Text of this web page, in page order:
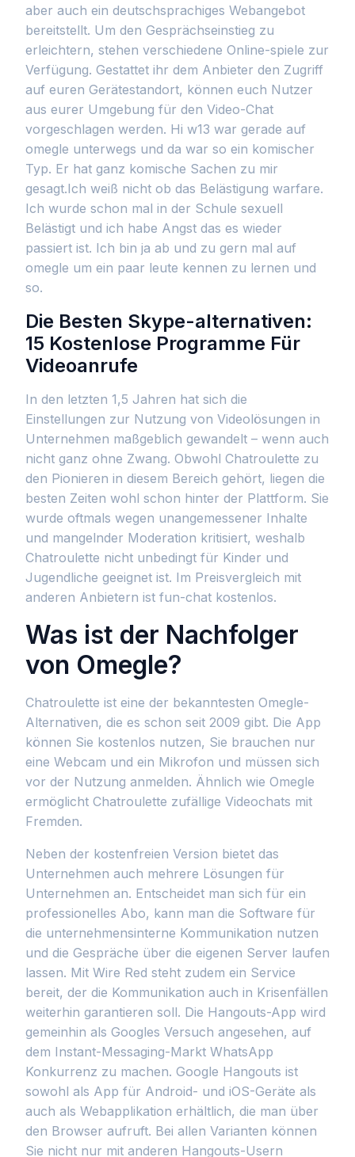
aber auch ein deutschsprachiges Webangebot
bereitstellt. Um den Gesprächseinstieg zu
erleichtern, stehen verschiedene Online-spiele zur
Verfügung. Gestattet ihr dem Anbieter den Zugriff
auf euren Gerätestandort, können euch Nutzer
aus eurer Umgebung für den Video-Chat
vorgeschlagen werden. Hi w13 war gerade auf
omegle unterwegs und da war so ein komischer
Typ. Er hat ganz komische Sachen zu mir
gesagt.Ich weiß nicht ob das Belästigung warfare.
Ich wurde schon mal in der Schule sexuell
Belästigt und ich habe Angst das es wieder
passiert ist. Ich bin ja ab und zu gern mal auf
omegle um ein paar leute kennen zu lernen und
so.
Die Besten Skype-alternativen:
15 Kostenlose Programme Für
Videoanrufe
In den letzten 1,5 Jahren hat sich die
Einstellungen zur Nutzung von Videolösungen in
Unternehmen maßgeblich gewandelt – wenn auch
nicht ganz ohne Zwang. Obwohl Chatroulette zu
den Pionieren in diesem Bereich gehört, liegen die
besten Zeiten wohl schon hinter der Plattform. Sie
wurde oftmals wegen unangemessener Inhalte
und mangelnder Moderation kritisiert, weshalb
Chatroulette nicht unbedingt für Kinder und
Jugendliche geeignet ist. Im Preisvergleich mit
anderen Anbietern ist fun-chat kostenlos.
Was ist der Nachfolger
von Omegle?
Chatroulette ist eine der bekanntesten Omegle-
Alternativen, die es schon seit 2009 gibt. Die App
können Sie kostenlos nutzen, Sie brauchen nur
eine Webcam und ein Mikrofon und müssen sich
vor der Nutzung anmelden. Ähnlich wie Omegle
ermöglicht Chatroulette zufällige Videochats mit
Fremden.
Neben der kostenfreien Version bietet das
Unternehmen auch mehrere Lösungen für
Unternehmen an. Entscheidet man sich für ein
professionelles Abo, kann man die Software für
die unternehmensinterne Kommunikation nutzen
und die Gespräche über die eigenen Server laufen
lassen. Mit Wire Red steht zudem ein Service
bereit, der die Kommunikation auch in Krisenfällen
weiterhin garantieren soll. Die Hangouts-App wird
gemeinhin als Googles Versuch angesehen, auf
dem Instant-Messaging-Markt WhatsApp
Konkurrenz zu machen. Google Hangouts ist
sowohl als App für Android- und iOS-Geräte als
auch als Webapplikation erhältlich, die man über
den Browser aufruft. Bei allen Varianten können
Sie nicht nur mit anderen Hangouts-Usern